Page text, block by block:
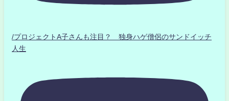
/プロジェクトA子さんも注目？ 独身ハゲ僧侶のサンドイッチ
人生